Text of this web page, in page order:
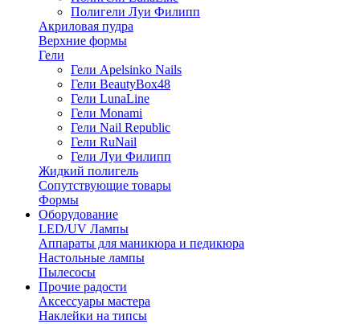
Полигели Луи Филипп
Акриловая пудра
Верхние формы
Гели
Гели Apelsinko Nails
Гели BeautyBox48
Гели LunaLine
Гели Monami
Гели Nail Republic
Гели RuNail
Гели Луи Филипп
Жидкий полигель
Сопутствующие товары
Формы
Оборудование
LED/UV Лампы
Аппараты для маникюра и педикюра
Настольные лампы
Пылесосы
Прочие радости
Аксессуары мастера
Наклейки на типсы